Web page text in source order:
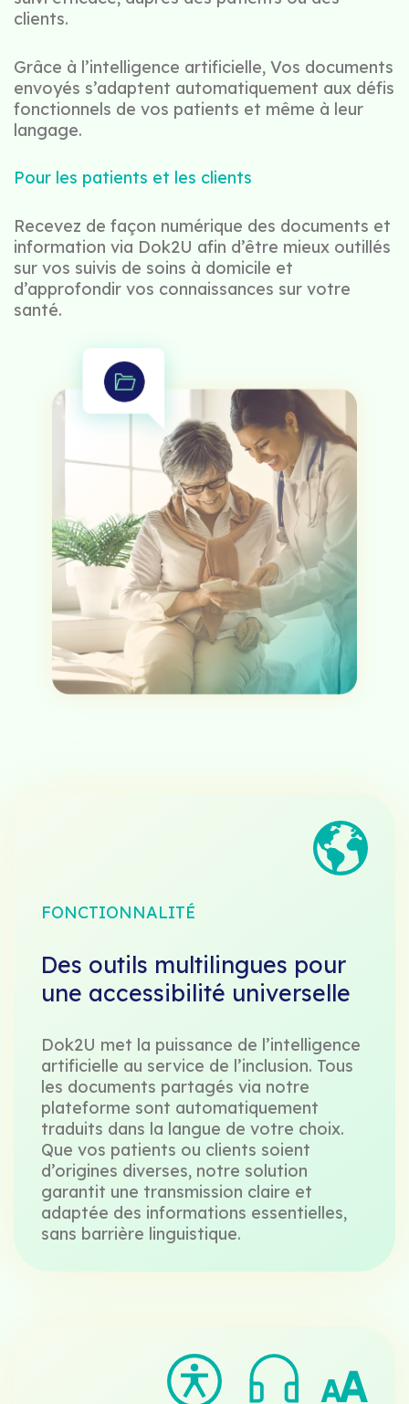
clients.
Grâce à l’intelligence artificielle, Vos documents
envoyés s’adaptent automatiquement aux défis
fonctionnels de vos patients et même à leur
langage.
Pour les patients et les clients
Recevez de façon numérique des documents et
information via Dok2U afin d’être mieux outillés
sur vos suivis de soins à domicile et
d’approfondir vos connaissances sur votre
santé.
FONCTIONNALITÉ
Des outils multilingues pour
une accessibilité universelle
Dok2U met la puissance de l’intelligence
artificielle au service de l’inclusion. Tous
les documents partagés via notre
plateforme sont automatiquement
traduits dans la langue de votre choix.
Que vos patients ou clients soient
d’origines diverses, notre solution
garantit une transmission claire et
adaptée des informations essentielles,
sans barrière linguistique.